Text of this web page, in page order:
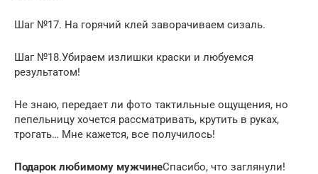
Шаг №17. На горячий клей заворачиваем сизаль.
Шаг №18.Убираем излишки краски и любуемся
результатом!
Не знаю, передает ли фото тактильные ощущения, но
пепельницу хочется рассматривать, крутить в руках,
трогать… Мне кажется, все получилось!
Подарок любимому мужчинеСпасибо, что заглянули!